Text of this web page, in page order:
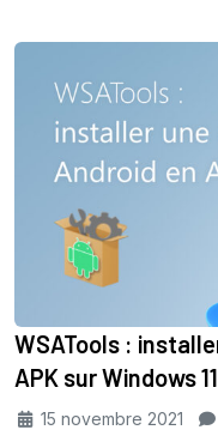
WSATools :
APK sur Windows 11
15 novembre 2021